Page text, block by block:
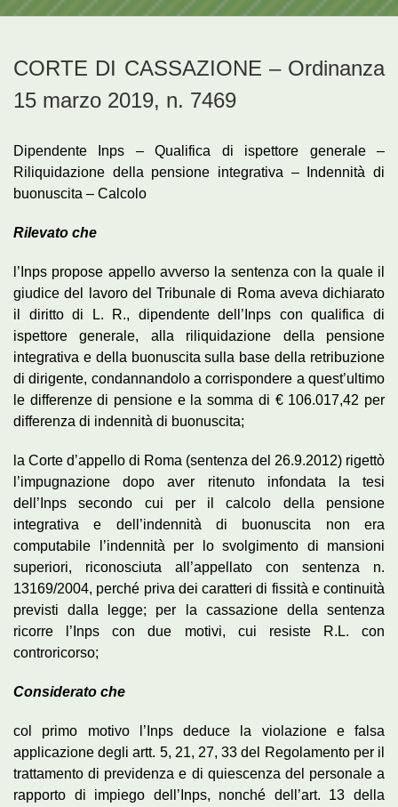
CORTE DI CASSAZIONE – Ordinanza
15 marzo 2019, n. 7469
Dipendente Inps – Qualifica di ispettore generale –
Riliquidazione della pensione integrativa – Indennità di
buonuscita – Calcolo
Rilevato che
l’Inps propose appello avverso la sentenza con la quale il
giudice del lavoro del Tribunale di Roma aveva dichiarato
il diritto di L. R., dipendente dell’Inps con qualifica di
ispettore generale, alla riliquidazione della pensione
integrativa e della buonuscita sulla base della retribuzione
di dirigente, condannandolo a corrispondere a quest’ultimo
le differenze di pensione e la somma di € 106.017,42 per
differenza di indennità di buonuscita;
la Corte d’appello di Roma (sentenza del 26.9.2012) rigettò
l’impugnazione dopo aver ritenuto infondata la tesi
dell’Inps secondo cui per il calcolo della pensione
integrativa e dell’indennità di buonuscita non era
computabile l’indennità per lo svolgimento di mansioni
superiori, riconosciuta all’appellato con sentenza n.
13169/2004, perché priva dei caratteri di fissità e continuità
previsti dalla legge; per la cassazione della sentenza
ricorre l’Inps con due motivi, cui resiste R.L. con
controricorso;
Considerato che
col primo motivo l’Inps deduce la violazione e falsa
applicazione degli artt. 5, 21, 27, 33 del Regolamento per il
trattamento di previdenza e di quiescenza del personale a
rapporto di impiego dell’Inps, nonché dell’art. 13 della